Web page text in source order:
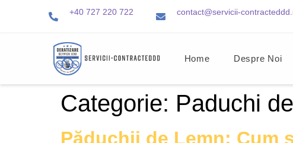
+40 727 220 722 contact@servicii-
Home Despre Noi
Categorie: Paduchi
Păduchii de Lemn: Cum